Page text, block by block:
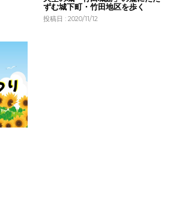
ずむ城下町・竹田地区を歩く
投稿日 : 2020/11/12